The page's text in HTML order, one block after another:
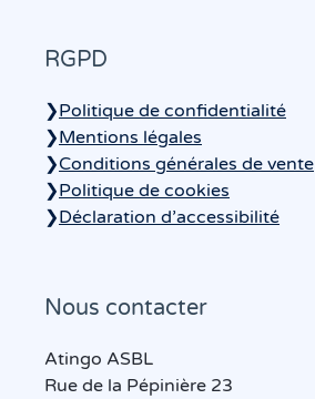
RGPD
❯Politique de confidentialité
❯Mentions légales
❯Conditions générales de vente
❯Politique de cookies
❯Déclaration d’accessibilité
Nous contacter
Atingo ASBL
Rue de la Pépinière 23